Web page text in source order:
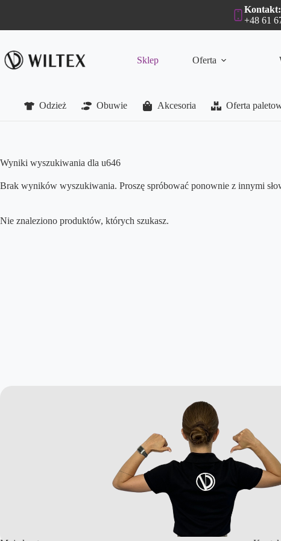
Kontakt:
+48 61
Sklep Oferta
Odzież Obuwie Akcesoria Oferta
Wyniki wyszukiwania dla u646
Brak wyników wyszukiwania. Proszę spróbować ponownie z innymi
Nie znaleziono produktów, których szukasz.